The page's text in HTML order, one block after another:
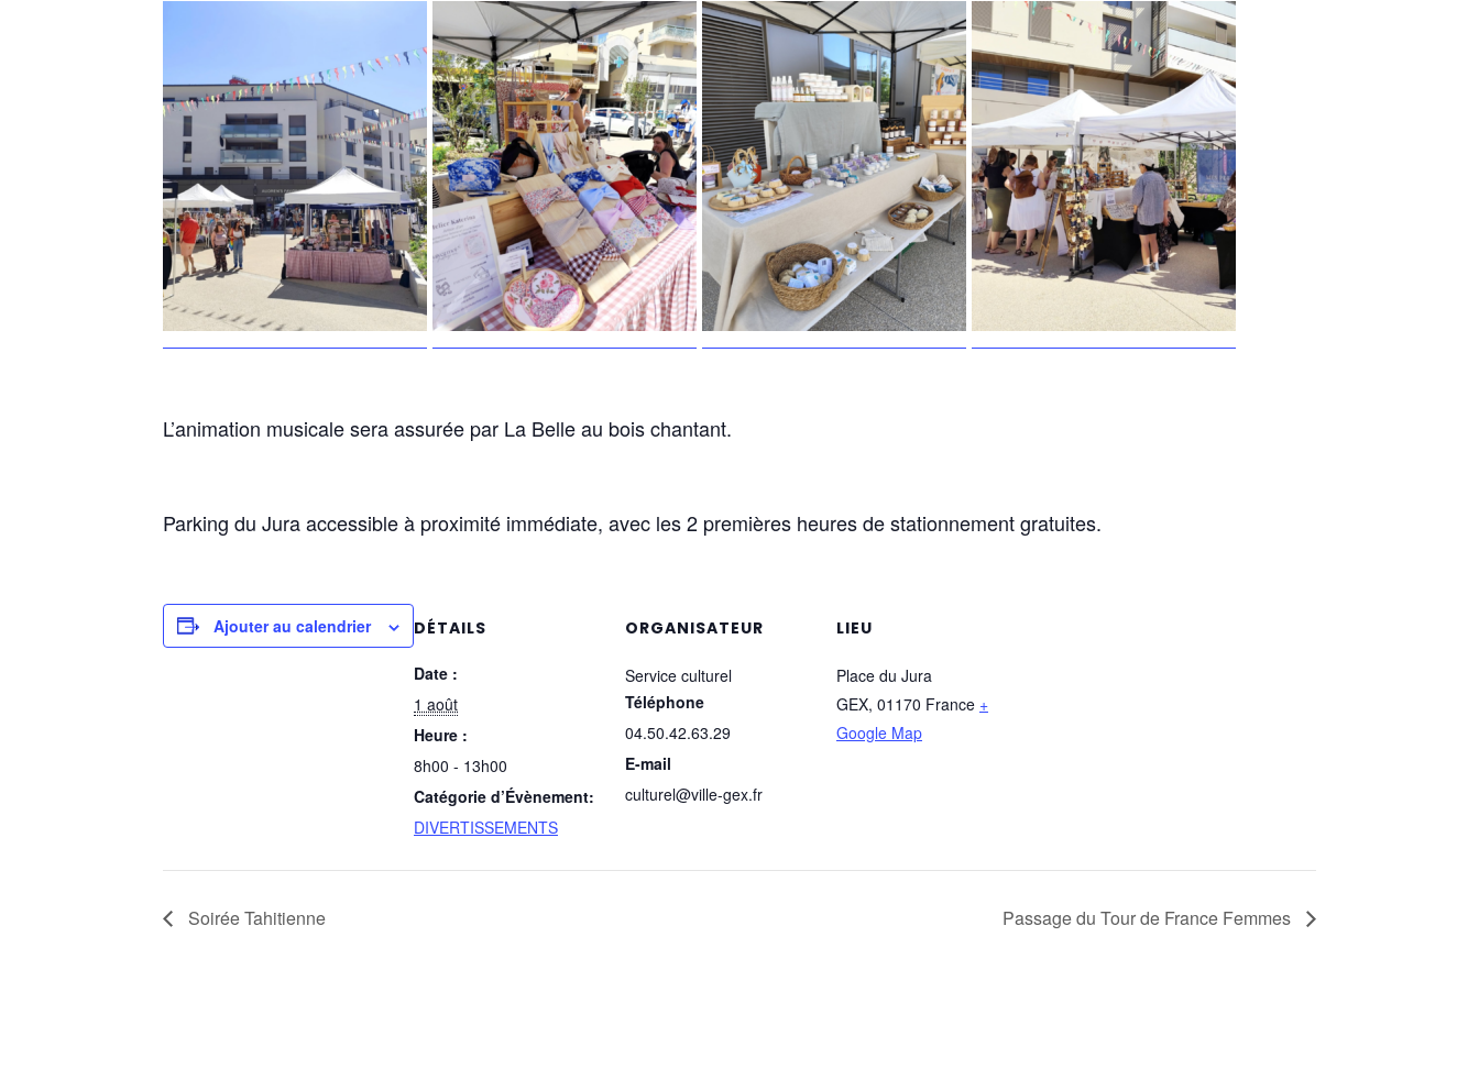
L’animation musicale sera assurée par La Belle au bois chantant.
Parking du Jura accessible à proximité immédiate, avec les 2 premières heures de stationnement gratuites.
Ajouter au calendrier DÉTAILS
Date :
1 août
Heure :
8h00 - 13h00
Catégorie d’Évènement:
DIVERTISSEMENTS
ORGANISATEUR
Service culturel
Téléphone
04.50.42.63.29
E-mail
culturel@ville-gex.fr
LIEU
Place du Jura
GEX, 01170 France +
Google Map
Soirée Tahitienne Passage du Tour de France Femmes